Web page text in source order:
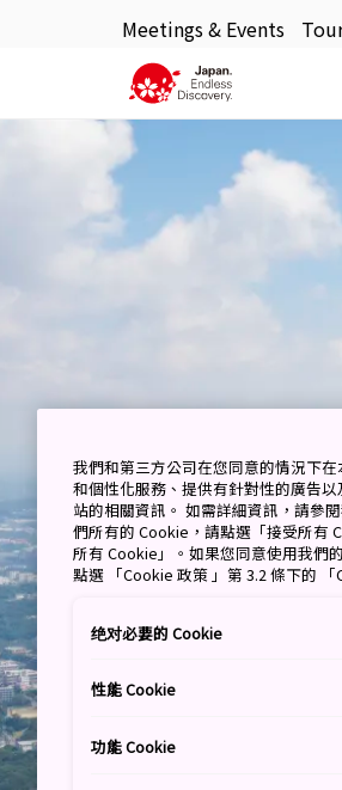
Meetings & Events
我們和第三方公司在您同意的情況下
和個性化服務、提供有針對性的廣告
站的相關資訊。 如需詳細資訊，請參
們所有的 Cookie，請點選「接受所有
所有 Cookie」。如果您同意使用我們
點選 「Cookie 政策 」第 3.2 條下的
绝对必要的 Cookie
性能 Cookie
功能 Cookie